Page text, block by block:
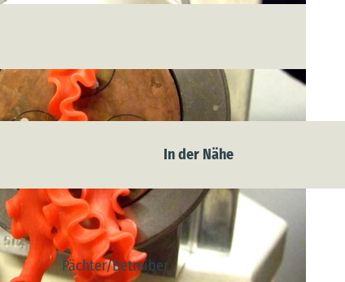
In der Nähe
Pächter/Betreiber